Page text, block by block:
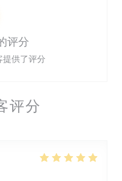
评分
评分
供了评分